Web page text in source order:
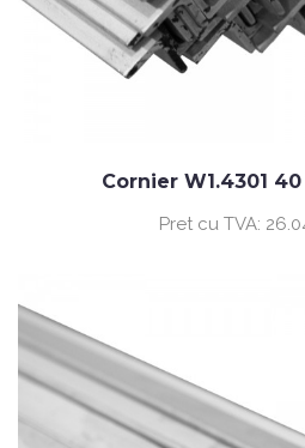
Cornier W1.4301
Pret cu TVA: